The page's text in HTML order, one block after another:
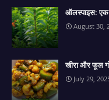
ऑलस्पाइस: एक
August 30,
खीरा और फूल
July 29,